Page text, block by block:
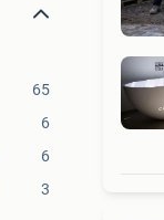
65
6
6
3